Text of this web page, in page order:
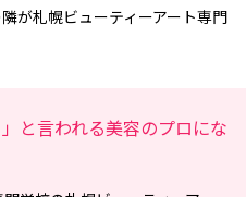
が札幌ビューティーアート専門
と言われる美容のプロにな